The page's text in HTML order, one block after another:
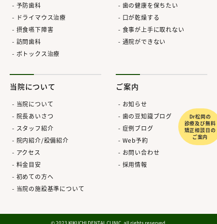
予防歯科
ドライマウス治療
摂食嚥下障害
訪問歯科
ボトックス治療
歯の健康を保ちたい
口が乾燥する
食事が上手に取れない
通院ができない
当院について
当院について
院長あいさつ
スタッフ紹介
院内紹介/設備紹介
アクセス
料金目安
初めての方へ
当院の施設基準について
ご案内
お知らせ
歯の豆知識ブログ
症例ブログ
Web予約
お問い合わせ
採用情報
Dr松岡の
診療及び無料
矯正相談日の
ご案内